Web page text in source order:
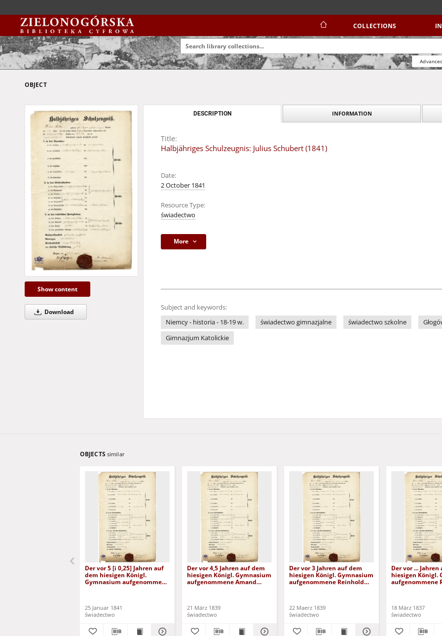
COLLECTIONS
OBJECT
Show content
Download
DESCRIPTION INFORMATION
Title:
Halbjähriges Schulzeugnis: Julius Schubert (1841)
Date:
2 October 1841
Resource Type:
świadectwo
More
Subject and keywords:
Niemcy - historia - 18-19 w.
świadectwo gimnazjalne świadectwo szkolne
Gimnazjum Katolickie
OBJECTS similar
Der vor 5 [i 0,25] Jahren auf
dem hiesigen Königl.
Gymnasium aufgenommene
25 Januar 1841
świadectwo
Der vor 4,5 Jahren auf dem
hiesigen Königl. Gymnasium
aufgenommene Amand
21 März 1839
świadectwo
Der vor 3 Jahren auf dem
hiesigen Königl. Gymnasium
aufgenommene Reinhold
22 Maerz 1839
świadectwo
Der vor ...
hiesigen Königl.
aufgenommene
18 März 1837
świadectwo